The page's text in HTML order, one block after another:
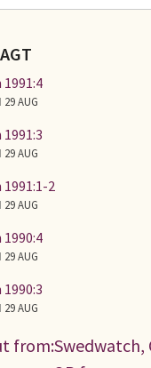
29 AUG
29 AUG
2
29 AUG
29 AUG
29 AUG
from:Swedwatch,